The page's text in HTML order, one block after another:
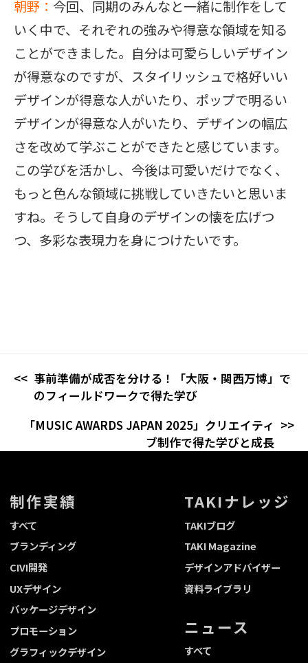
朝野： 今回、同期のみんなと一緒に制作をして
いく中で、それぞれの強みや得意な領域を知る
ことができました。自分は可愛らしいデザイン
が得意なのですが、スタイリッシュで格好いい
デザインが得意な人がいたり、ポップで明るい
デザインが得意な人がいたり、デザインの幅広
さを改めて学ぶことができたと感じています。
この学びを活かし、今後は可愛いだけでなく、
もっと色んな領域に挑戦していきたいと思いま
すね。そうして自身のデザインの懐を広げつ
つ、多彩な表現力を身につけたいです。
事前準備が成否を分ける！「⼤阪・関⻄万博」で
のフィールドワークで得た学び
「MUSIC AWARDS JAPAN 2025」クリエイティ
ブ制作で得た学びと成長
制作実績
すべて
ブランディング
CIVI開発
UXデザイン
パッケージデザイン
プロモーション
グラフィックデザイン
TAKIナレッジ
TAKIブログ
TAKI Magazine
デザインアドバイザー
資料ライブラリ
ニュース
すべて